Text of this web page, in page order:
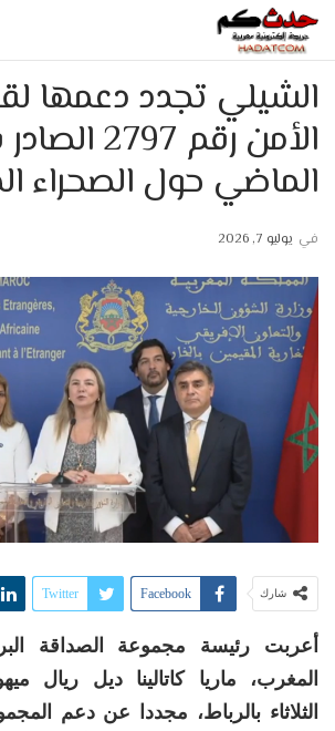
الشيلي تجدد دعمها
الأمن رقم
الماضي حول الصحراء
في يوليو 7, 2026
شارك Facebook
Twitter
أعربت رئيسة مجموعة الصداقة
المغرب، ماريا كاتالينا ديل ريال
الثلاثاء بالرباط، مجددا عن دعم